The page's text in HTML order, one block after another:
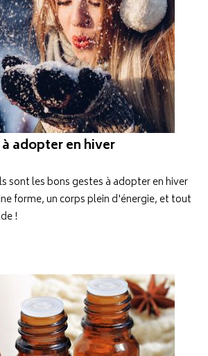
adopter en hiver
sont les bons gestes à adopter en hiver
forme, un corps plein d'énergie, et tout
!